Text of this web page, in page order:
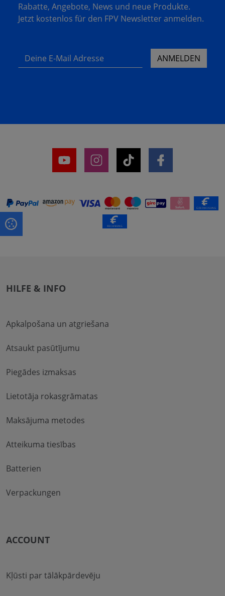
Rabatte, Angebote, News und neue Produkte.
Jetzt kostenlos für den FPV Newsletter anmelden.
Deine E-Mail Adresse ANMELDEN
HILFE & INFO
Apkalpošana un atgriešana
Atsaukt pasūtījumu
Piegādes izmaksas
Lietotāja rokasgrāmatas
Maksājuma metodes
Atteikuma tiesības
Batterien
Verpackungen
ACCOUNT
Kļūsti par tālākpārdevēju